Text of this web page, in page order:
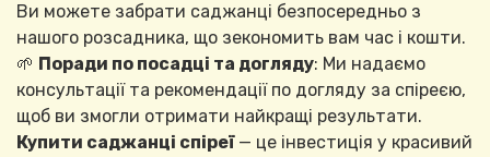
Ви можете забрати саджанці безпосередньо з
нашого розсадника, що зекономить вам час і кошти.
🌱 Поради по посадці та догляду: Ми надаємо
консультації та рекомендації по догляду за спіреєю,
щоб ви змогли отримати найкращі результати.
Купити саджанці спіреї— це інвестиція у красивий